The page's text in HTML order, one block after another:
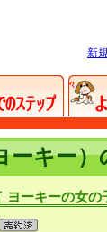
新
ーキー）
ヨーキーの女の